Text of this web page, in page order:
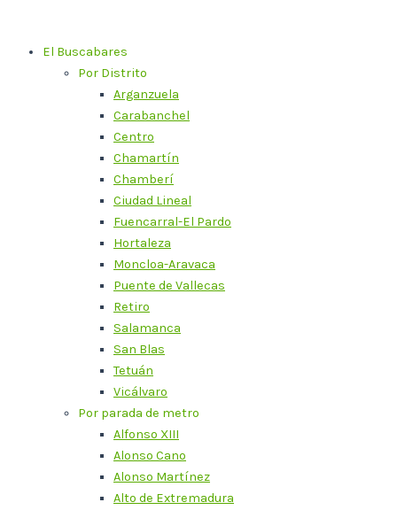
contenidoEl Buscabares
Por Distrito
Arganzuela
Carabanchel
Centro
Chamartín
Chamberí
Ciudad Lineal
Fuencarral-El Pardo
Hortaleza
Moncloa-Aravaca
Puente de Vallecas
Retiro
Salamanca
San Blas
Tetuán
Vicálvaro
Por parada de metro
Alfonso XIII
Alonso Cano
Alonso Martínez
Alto de Extremadura